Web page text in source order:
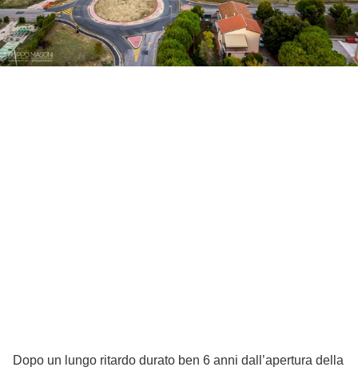
Dopo un lungo ritardo durato ben 6 anni dall’apertura della